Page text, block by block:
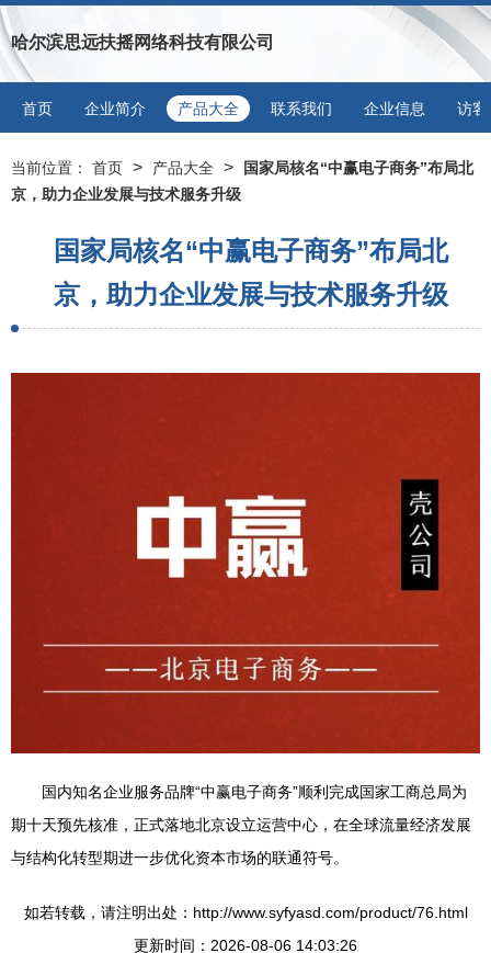
哈尔滨思远扶摇网络科技有限公司
首页 企业简介 产品大全 联系我们 企业信息 访客
当前位置： 首页 > 产品大全 >
国家局核名“中赢电子商务”布局北
京，助力企业发展与技术服务升级
国家局核名“中赢电子商务”布局北
京，助力企业发展与技术服务升级
国内知名企业服务品牌“中赢电子商务”顺利完成国家工商总局为
期十天预先核准，正式落地北京设立运营中心，在全球流量经济发展
与结构化转型期进一步优化资本市场的联通符号。
如若转载，请注明出处：http://www.syfyasd.com/product/76.html
更新时间：2026-08-06 14:03:26